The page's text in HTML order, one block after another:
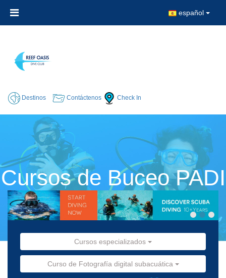
español
Destinos Contáctenos Check In
Cursos de Buceo PADI
Cursos especializados
Curso de Fotografía digital subacuática